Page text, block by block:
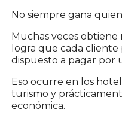
No siempre gana
Muchas veces
logra que cada
dispuesto a pagar por
Eso ocurre en los
turismo y
económica.